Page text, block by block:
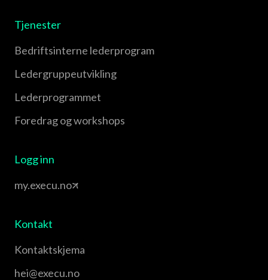
Tjenester
Bedriftsinterne lederprogram
Leder­gruppe­utvikling
Leder­programmet
Foredrag og workshops
Logg inn
my.execu.no
Kontakt
Kontaktskjema
hei@execu.no